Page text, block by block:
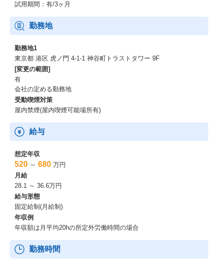
試用期間：有/3ヶ月
勤務地
勤務地1
東京都 港区 虎ノ門 4-1-1 神谷町トラストタワー 9F
[変更の範囲]
有
会社の定める勤務地
受動喫煙対策
屋内禁煙(屋内喫煙可能場所有)
給与
想定年収
520 ～ 680 万円
月給
28.1 ～ 36.6万円
給与形態
固定給制(月給制)
年収例
年収額は月平均20hの所定外労働時間の場合
勤務時間